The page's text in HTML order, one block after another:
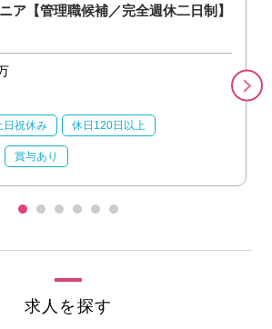
ア【管理職候補／完全週休二日制】
日祝休み 休日120日以上
賞与あり
求人を探す